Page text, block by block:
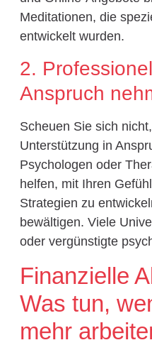
Meditationen, die
entwickelt wurden.
2.
Anspruch
Scheuen Sie sich
Unterstützung in
Psychologen oder
helfen, mit Ihren
Strategien zu
bewältigen. Viele
oder vergünstigte
Finanzielle
Was tun,
mehr